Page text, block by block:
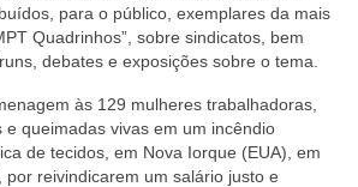
para o público, exemplares da mais
Quadrinhos”, sobre sindicatos, bem
debates e exposições sobre o tema.
às 129 mulheres trabalhadoras,
queimadas vivas em um incêndio
de tecidos, em Nova Iorque (EUA), em
reivindicarem um salário justo e